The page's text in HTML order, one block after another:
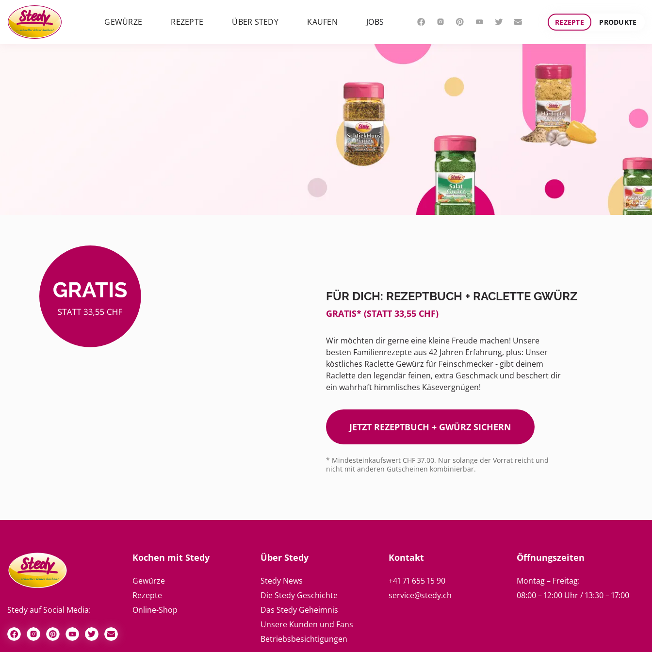
GEWÜRZE REZEPTE ÜBER STEDY KAUFEN JOBS REZEPTE PRODUKTE
FÜR DICH: REZEPTBUCH + RACLETTE GWÜRZ
GRATIS* (STATT 33,55 CHF)
Wir möchten dir gerne eine kleine Freude machen! Unsere
besten Familienrezepte aus 42 Jahren Erfahrung, plus: Unser
köstliches Raclette Gewürz für Feinschmecker - gibt deinem
Raclette den legendär feinen, extra Geschmack und beschert dir
ein wahrhaft himmlisches Käsevergnügen!
JETZT REZEPTBUCH + GWÜRZ SICHERN
* Mindesteinkaufswert CHF 37.00. Nur solange der Vorrat reicht und
nicht mit anderen Gutscheinen kombinierbar.
Stedy auf Social Media:
Kochen mit Stedy
Gewürze
Rezepte
Online-Shop
Über Stedy
Stedy News
Die Stedy Geschichte
Das Stedy Geheimnis
Unsere Kunden und Fans
Betriebsbesichtigungen
Kontakt
+41 71 655 15 90
service@stedy.ch
Öffnungszeiten
Montag – Freitag:
08:00 – 12:00 Uhr / 13:30 – 17:00